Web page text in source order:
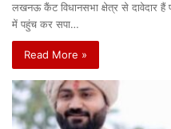
लखनऊ कैंट विधानसभा क्षेत्र से दावेदार हैं
में पहुंच कर सपा…
Read More »